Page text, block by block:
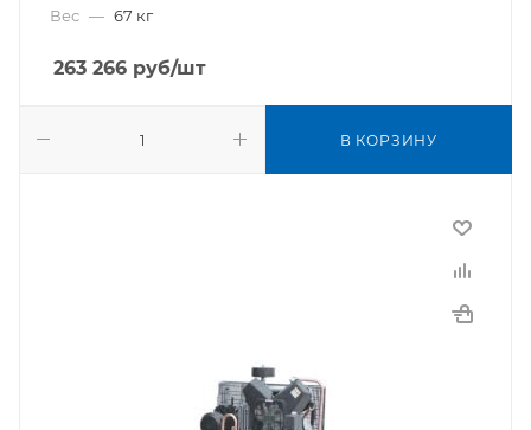
Вес — 67 кг
263 266 руб/шт
В КОРЗИНУ